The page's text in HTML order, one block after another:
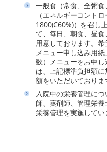
一般食（常食、全粥
（エネルギーコント
1800(C60%)）を召し
て、毎日、朝食、昼
用意しております。
メニュー申し込み用
数）メニューをお申
は、上記標準負担額
額をいただいておりま
入院中の栄養管理に
師、薬剤師、管理栄
栄養管理を実施してい